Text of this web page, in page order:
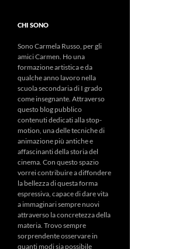
CHI SONO
Sono Carmela Russo, per gli
amici Carmen. Ho una
formazione artistica e da
qualche anno lavoro nella
scuola secondaria di I grado
come insegnante. Attraverso
questo blog pubblico
contenuti dedicati alla stop-
motion, una delle tecniche di
animazione più antiche e
affascinanti della storia del
cinema. Con questo spazio
vorrei contribuire a diffondere
la bellezza di questa forma
espressiva, capace di dare vita
a immaginari sempre nuovi
attraverso la concretezza della
materia. Trovo sempre
sorprendente osservare in
quanti modi sia possibile